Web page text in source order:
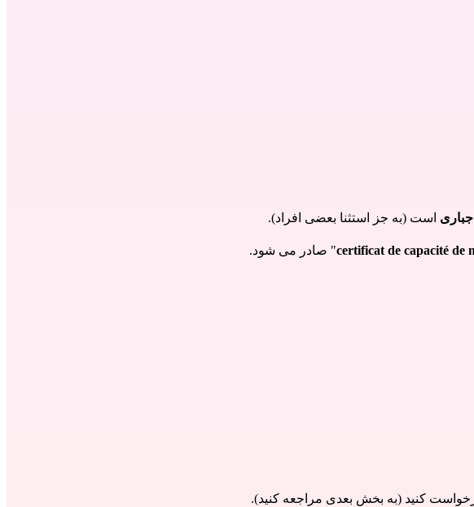
اجباری است (به جز استثنا بعضی افراد).
" صادر می شود.